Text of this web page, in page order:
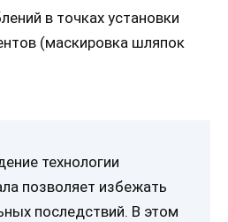
в точках установки
(маскировка шляпок
технологии
позволяет избежать
последствий. В этом